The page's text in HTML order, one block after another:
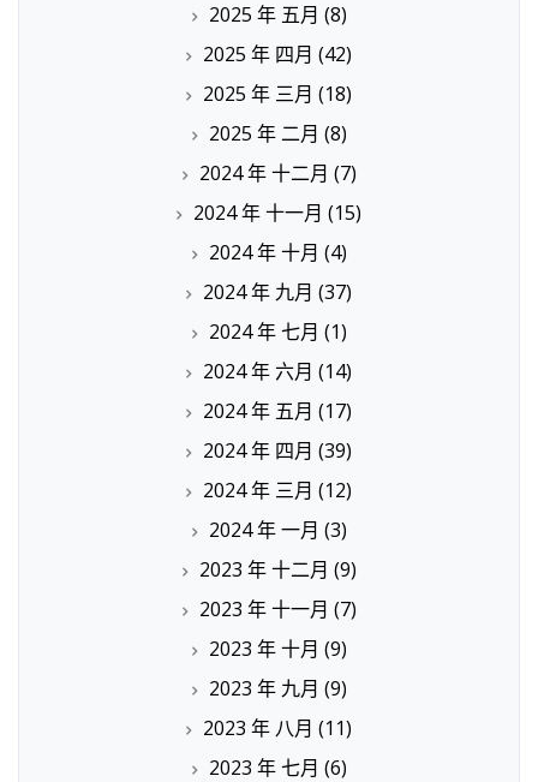
2025 年 五月 (8)
2025 年 四月 (42)
2025 年 三月 (18)
2025 年 二月 (8)
2024 年 十二月 (7)
2024 年 十一月 (15)
2024 年 十月 (4)
2024 年 九月 (37)
2024 年 七月 (1)
2024 年 六月 (14)
2024 年 五月 (17)
2024 年 四月 (39)
2024 年 三月 (12)
2024 年 一月 (3)
2023 年 十二月 (9)
2023 年 十一月 (7)
2023 年 十月 (9)
2023 年 九月 (9)
2023 年 八月 (11)
2023 年 七月 (6)